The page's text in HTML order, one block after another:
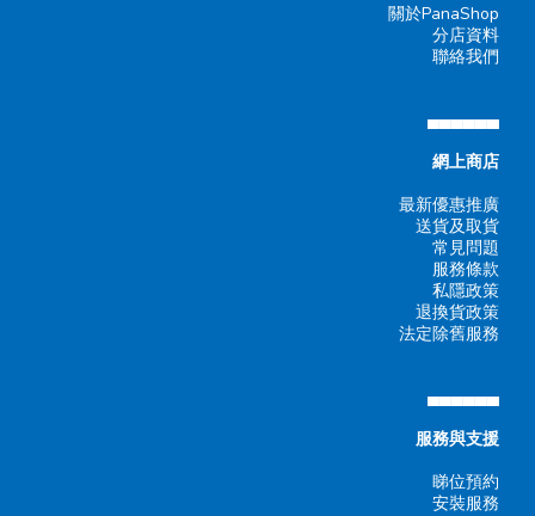
關於PanaShop
分店資料
聯絡我們
▄▄▄▄▄▄
網上商店
最新優惠推廣
送貨及取貨
常見問題
服務條款
私隱政策
退換貨政策
法定除舊服務
▄▄▄▄▄▄
服務與支援
睇位預約
安裝服務